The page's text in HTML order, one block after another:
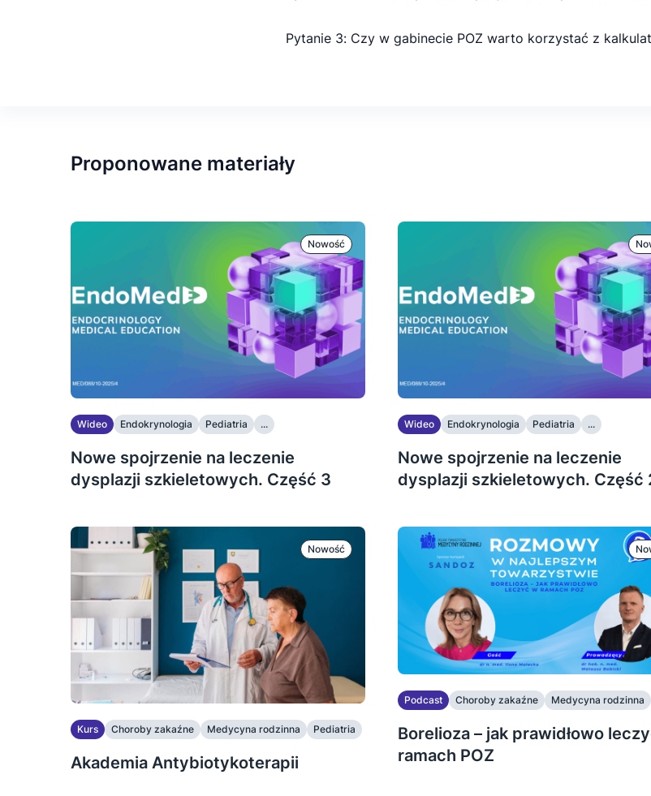
Pytanie 3: Czy w gabinecie POZ warto korzystać z
Proponowane materiały
Nowość
Wideo Endokrynologia Pediatria ...
Nowe spojrzenie na leczenie
dysplazji szkieletowych. Część 3
Wideo Endokrynologia Pediatria ...
Nowe spojrzenie na leczenie
dysplazji szkieletowych. Część
Nowość
Kurs Choroby zakaźne Medycyna rodzinna Pediatria
Akademia Antybiotykoterapii
Podcast Choroby zakaźne Medycyna rodzinna
Borelioza – jak prawidłowo
ramach POZ